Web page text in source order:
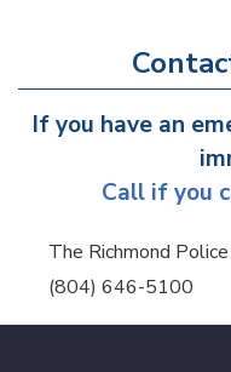
If you have an
Call if you
The Richmond
(804) 646-5100